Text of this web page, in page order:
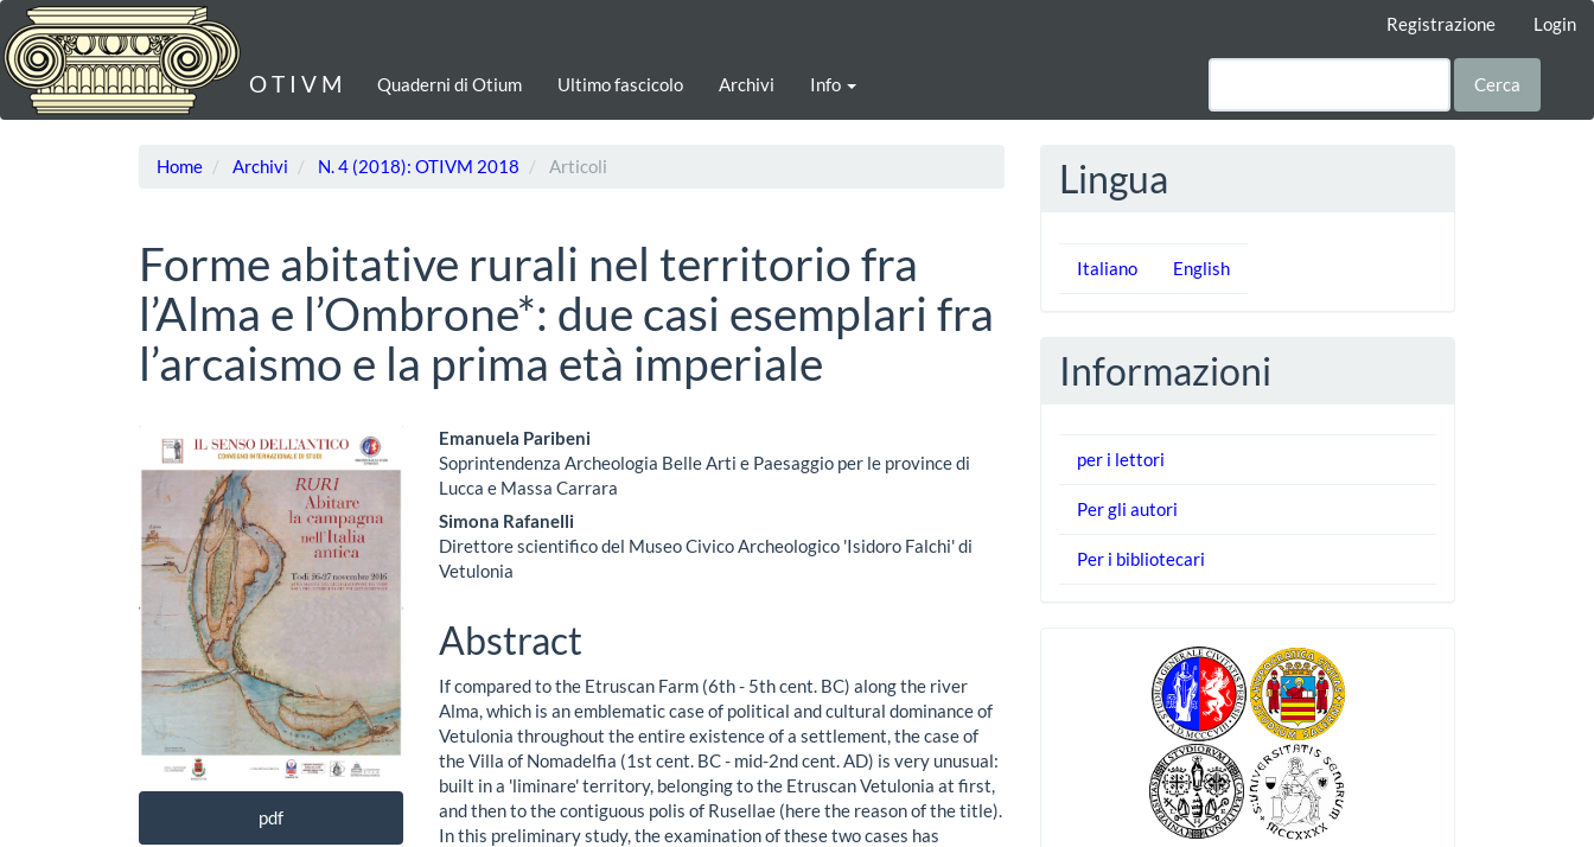
Navigazione
principale
Contenuto
principale
Barra
Registrazione Login
O T I V M Quaderni di Otium Ultimo fascicolo Archivi Info Cerca
Home Archivi N. 4 (2018): OTIVM 2018 Articoli
Forme abitative rurali nel territorio fra
l’Alma e l’Ombrone*: due casi esemplari fra
l’arcaismo e la prima età imperiale
Barra
laterale
dell'articolo
pdf
Contenuto
principale
dell'articolo
Emanuela Paribeni
Soprintendenza Archeologia Belle Arti e Paesaggio per le province di
Lucca e Massa Carrara
Simona Rafanelli
Direttore scientifico del Museo Civico Archeologico 'Isidoro Falchi' di
Vetulonia
Abstract
If compared to the Etruscan Farm (6th - 5th cent. BC) along the river
Alma, which is an emblematic case of political and cultural dominance of
Vetulonia throughout the entire existence of a settlement, the case of
the Villa of Nomadelfia (1st cent. BC - mid-2nd cent. AD) is very unusual:
built in a 'liminare' territory, belonging to the Etruscan Vetulonia at first,
and then to the contiguous polis of Rusellae (here the reason of the title).
In this preliminary study, the examination of these two cases has
Lingua
Italiano English
Informazioni
per i lettori
Per gli autori
Per i bibliotecari